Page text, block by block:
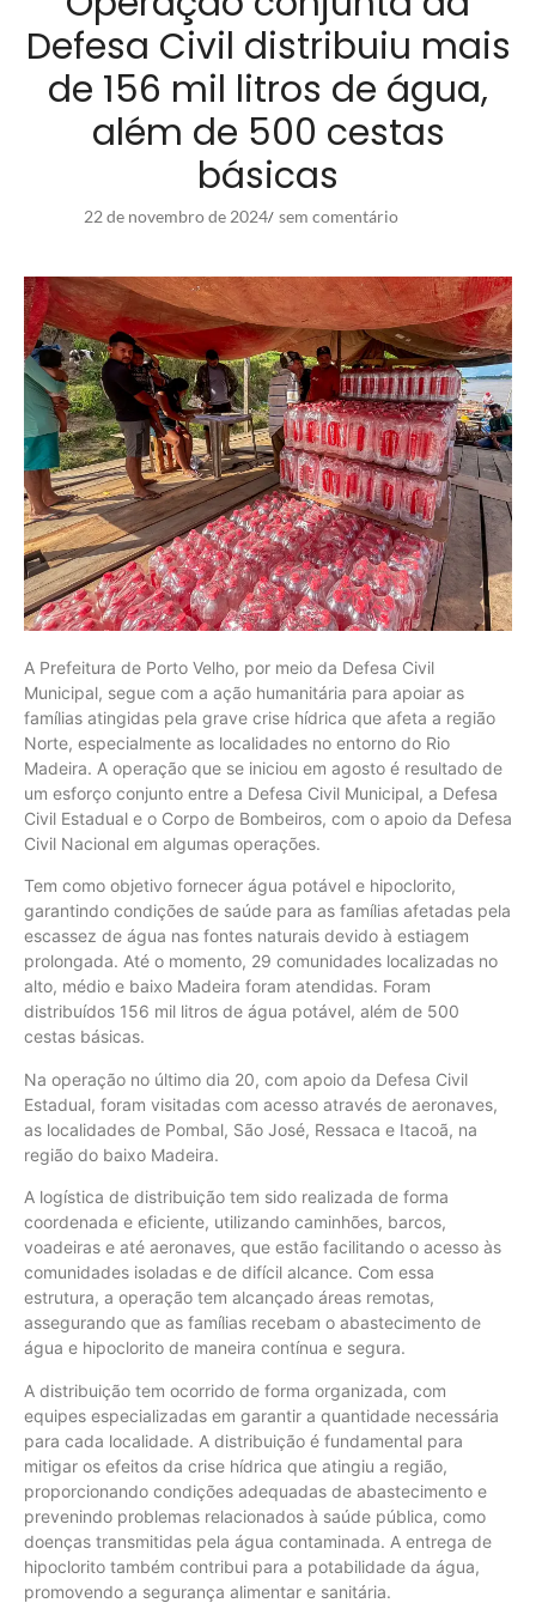
Defesa Civil distribuiu mais
de 156 mil litros de água,
além de 500 cestas
básicas
22 de novembro de 2024/ sem comentário
A Prefeitura de Porto Velho, por meio da Defesa Civil
Municipal, segue com a ação humanitária para apoiar as
famílias atingidas pela grave crise hídrica que afeta a região
Norte, especialmente as localidades no entorno do Rio
Madeira. A operação que se iniciou em agosto é resultado de
um esforço conjunto entre a Defesa Civil Municipal, a Defesa
Civil Estadual e o Corpo de Bombeiros, com o apoio da Defesa
Civil Nacional em algumas operações.
Tem como objetivo fornecer água potável e hipoclorito,
garantindo condições de saúde para as famílias afetadas pela
escassez de água nas fontes naturais devido à estiagem
prolongada. Até o momento, 29 comunidades localizadas no
alto, médio e baixo Madeira foram atendidas. Foram
distribuídos 156 mil litros de água potável, além de 500
cestas básicas.
Na operação no último dia 20, com apoio da Defesa Civil
Estadual, foram visitadas com acesso através de aeronaves,
as localidades de Pombal, São José, Ressaca e Itacoã, na
região do baixo Madeira.
A logística de distribuição tem sido realizada de forma
coordenada e eficiente, utilizando caminhões, barcos,
voadeiras e até aeronaves, que estão facilitando o acesso às
comunidades isoladas e de difícil alcance. Com essa
estrutura, a operação tem alcançado áreas remotas,
assegurando que as famílias recebam o abastecimento de
água e hipoclorito de maneira contínua e segura.
A distribuição tem ocorrido de forma organizada, com
equipes especializadas em garantir a quantidade necessária
para cada localidade. A distribuição é fundamental para
mitigar os efeitos da crise hídrica que atingiu a região,
proporcionando condições adequadas de abastecimento e
prevenindo problemas relacionados à saúde pública, como
doenças transmitidas pela água contaminada. A entrega de
hipoclorito também contribui para a potabilidade da água,
promovendo a segurança alimentar e sanitária.